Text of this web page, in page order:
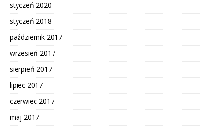
styczeń 2020
styczeń 2018
październik 2017
wrzesień 2017
sierpień 2017
lipiec 2017
czerwiec 2017
maj 2017